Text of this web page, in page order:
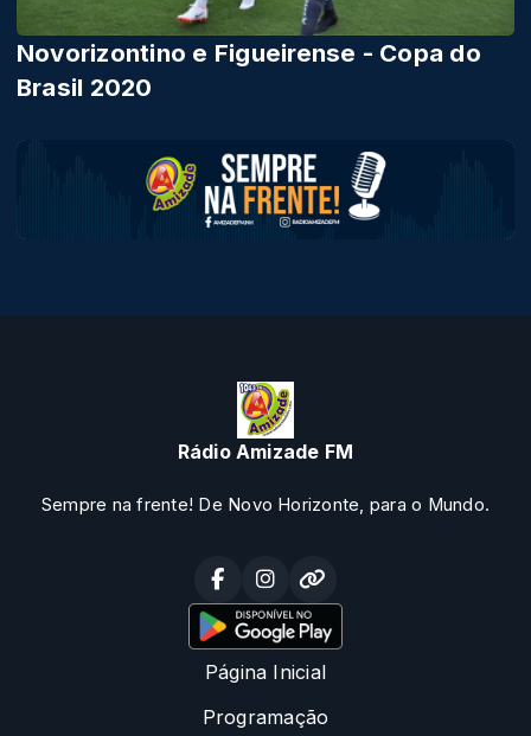
Novorizontino e Figueirense - Copa do
Brasil 2020
Rádio Amizade FM
Sempre na frente! De Novo Horizonte, para o Mundo.
Página Inicial
Programação